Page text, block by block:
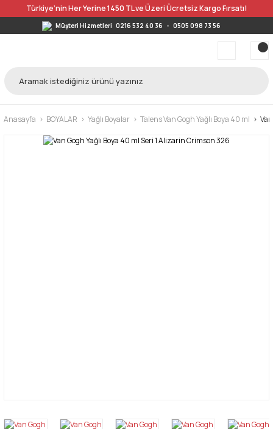
Türkiye’nin Her Yerine 1450 TL ve Üzeri Ücretsiz Kargo Fırsatı!
Müşteri Hizmetleri 0216 532 40 36 - 0505 098 73 56
Anasayfa BOYALAR Yağlı Boyalar Talens Van Gogh Yağlı Boya 40 ml